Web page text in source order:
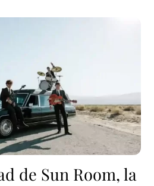
de Sun Room, la